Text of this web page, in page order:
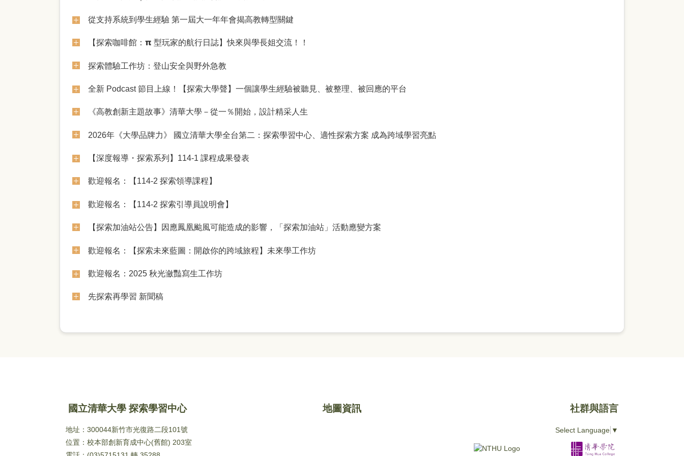
從支持系統到學生經驗 第一屆大一年年會揭高教轉型關鍵
【探索咖啡館：𝝿 型玩家的航行日誌】快來與學長姐交流！！
探索體驗工作坊：登山安全與野外急教
全新 Podcast​ 節目上線！【探索大學聲】一個讓學生經驗被聽見、被整理、被回應的平台
《高教創新主題故事》清華大學－從一％開始，設計精采人生
2026年《大學品牌力》 國立清華大學全台第二：探索學習中心、適性探索方案 成為跨域學習亮點
【深度報導・探索系列】114-1 課程成果發表
歡迎報名：【114-2 探索領導課程】
歡迎報名：【114-2 探索引導員說明會】
【探索加油站公告】因應鳳凰颱風可能造成的影響，「探索加油站」活動應變方案
歡迎報名：【探索未來藍圖：開啟你的跨域旅程】未來學工作坊
歡迎報名：2025 秋光瀲豔寫生工作坊
先探索再學習 新聞稿
國立清華大學 探索學習中心
地址：300044新竹市光復路二段101號
位置：校本部創新育成中心(舊館) 203室
地圖資訊 社群與語言
Select Language ▼